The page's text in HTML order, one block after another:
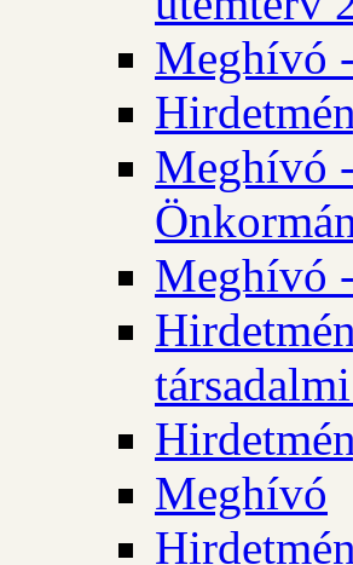
Meghívó
Meghívó
Meghívó
Meghívó